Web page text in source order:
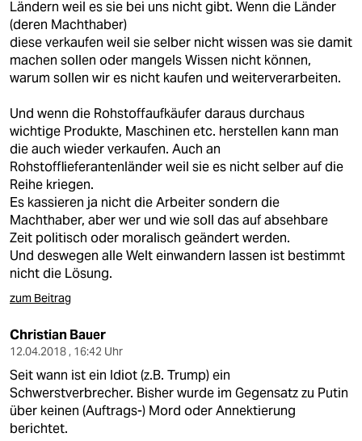
Ländern weil es sie bei uns nicht gibt. Wenn die Länder
(deren Machthaber)
diese verkaufen weil sie selber nicht wissen was sie damit
machen sollen oder mangels Wissen nicht können,
warum sollen wir es nicht kaufen und weiterverarbeiten.
Und wenn die Rohstoffaufkäufer daraus durchaus
wichtige Produkte, Maschinen etc. herstellen kann man
die auch wieder verkaufen. Auch an
Rohstofflieferantenländer weil sie es nicht selber auf die
Reihe kriegen.
Es kassieren ja nicht die Arbeiter sondern die
Machthaber, aber wer und wie soll das auf absehbare
Zeit politisch oder moralisch geändert werden.
Und deswegen alle Welt einwandern lassen ist bestimmt
nicht die Lösung.
zum Beitrag
Christian Bauer
12.04.2018 , 16:42 Uhr
Seit wann ist ein Idiot (z.B. Trump) ein
Schwerstverbrecher. Bisher wurde im Gegensatz zu Putin
über keinen (Auftrags-) Mord oder Annektierung
berichtet.